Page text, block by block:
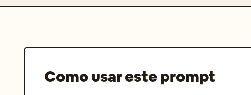
base. A iluminação deve ser de fotografia
uma linha pontilhada curva apontando para o
Como usar este prompt